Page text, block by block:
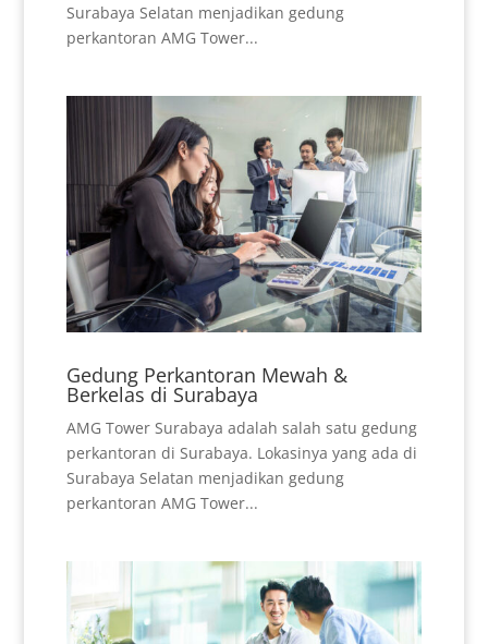
Surabaya Selatan menjadikan gedung
perkantoran AMG Tower...
Gedung Perkantoran Mewah &
Berkelas di Surabaya
AMG Tower Surabaya adalah salah satu gedung
perkantoran di Surabaya. Lokasinya yang ada di
Surabaya Selatan menjadikan gedung
perkantoran AMG Tower...